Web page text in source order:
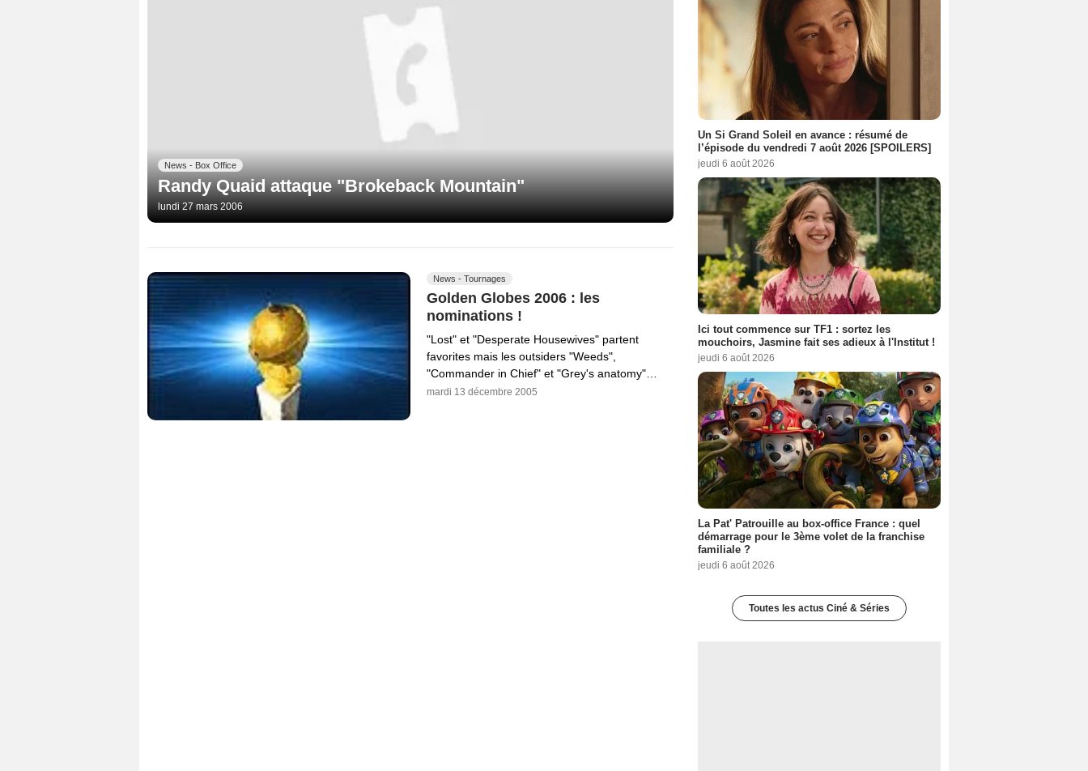
News - Box Office
Randy Quaid attaque "Brokeback Mountain"
lundi 27 mars 2006
News - Tournages
Golden Globes 2006 : les
nominations !
"Lost" et "Desperate Housewives" partent
favorites mais les outsiders "Weeds",
"Commander in Chief" et "Grey's anatomy"…
mardi 13 décembre 2005
Un Si Grand Soleil en avance : résumé de
l’épisode du vendredi 7 août 2026 [SPOILERS]
jeudi 6 août 2026
Ici tout commence sur TF1 : sortez les
mouchoirs, Jasmine fait ses adieux à l'Institut !
jeudi 6 août 2026
La Pat' Patrouille au box-office France : quel
démarrage pour le 3ème volet de la franchise
familiale ?
jeudi 6 août 2026
Toutes les actus Ciné & Séries